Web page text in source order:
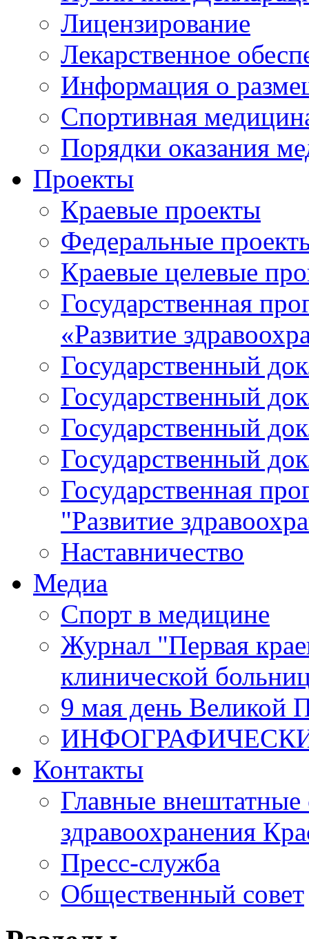
Лицензирование
Лекарственное
Информация о
Спортивная
Порядки оказания
Проекты
Краевые проекты
Федеральные
Краевые целевые
Государственная
«Развитие
Государственный
Государственный
Государственный
Государственный
Государственная
"Развитие
Наставничество
Медиа
Спорт в медицине
Журнал "Первая
клинической
9 мая день Великой
Контакты
Главные внештатные
здравоохранения
Пресс-служба
Общественный совет